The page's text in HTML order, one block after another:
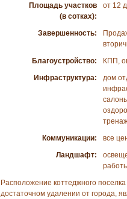
Площадь участков
(в сотках):
от 12
Завершенность:
Благоустройство:
КПП,
Инфраструктура:
дом
Коммуникации:
все
Ландшафт:
Расположение коттеджного
достаточном удалении от города,